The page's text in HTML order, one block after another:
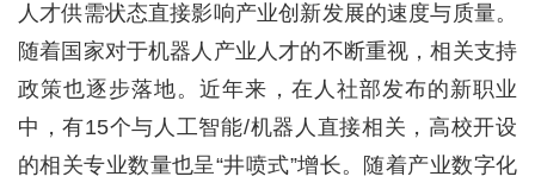
人才供需状态直接影响产业创新发展的速度与质量。
随着国家对于机器人产业人才的不断重视，相关支持
政策也逐步落地。近年来，在人社部发布的新职业
中，有15个与人工智能/机器人直接相关，高校开设
的相关专业数量也呈“井喷式”增长。随着产业数字化